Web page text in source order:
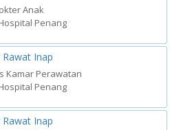
Anak
Penang
Inap
Kamar Perawatan
Penang
Inap